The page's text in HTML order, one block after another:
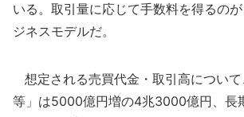
いる。取引量に応じて手数料を得るの
ジネスモデルだ。
想定される売買代金・取引高につい
等」は5000億円増の4兆3000億円、長